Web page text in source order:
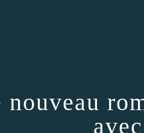
nouveau